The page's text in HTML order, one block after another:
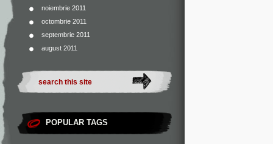
noiembrie 2011
octombrie 2011
septembrie 2011
august 2011
POPULAR TAGS